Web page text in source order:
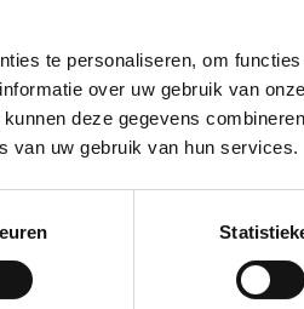
te personaliseren, om
over uw gebruik van
deze gegevens
van uw gebruik van hun services.